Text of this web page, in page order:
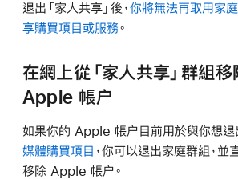
退出「家人共享」後，你將無法再取用家
享購買項目或服務。
在網上從「家人共享」群組移
Apple 帳户
如果你的 Apple 帳户目前用於與你想退
媒體購買項目 ，你可以退出家庭群組，並
移除 Apple 帳户。